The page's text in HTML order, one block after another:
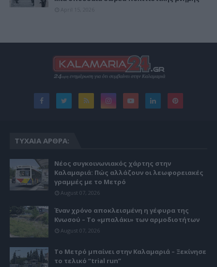
ΤΥΧΑΊΑ ΆΡΘΡΑ:
Νέος συγκοινωνιακός χάρτης στην
Καλαμαριά: Πώς αλλάζουν οι λεωφορειακές
γραμμές με το Μετρό
August 07, 2026
Έναν χρόνο αποκλεισμένη η γέφυρα της
Κνωσού – Το «μπαλάκι» των αρμοδιοτήτων
August 07, 2026
Το Μετρό μπαίνει στην Καλαμαριά – Ξεκίνησε
το τελικό “trial run”